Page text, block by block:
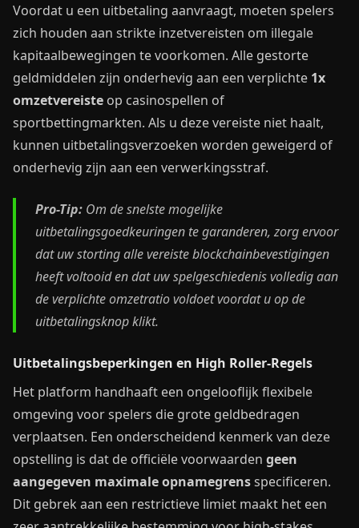
Voordat u een uitbetaling aanvraagt, moeten spelers
zich houden aan strikte inzetvereisten om illegale
kapitaalbewegingen te voorkomen. Alle gestorte
geldmiddelen zijn onderhevig aan een verplichte 1x
omzetvereiste op casinospellen of
sportbettingmarkten. Als u deze vereiste niet haalt,
kunnen uitbetalingsverzoeken worden geweigerd of
onderhevig zijn aan een verwerkingsstraf.
Pro-Tip: Om de snelste mogelijke
uitbetalingsgoedkeuringen te garanderen, zorg ervoor
dat uw storting alle vereiste blockchainbevestigingen
heeft voltooid en dat uw spelgeschiedenis volledig aan
de verplichte omzetratio voldoet voordat u op de
uitbetalingsknop klikt.
Uitbetalingsbeperkingen en High Roller-Regels
Het platform handhaaft een ongelooflijk flexibele
omgeving voor spelers die grote geldbedragen
verplaatsen. Een onderscheidend kenmerk van deze
opstelling is dat de officiële voorwaarden geen
aangegeven maximale opnamegrensspecificeren.
Dit gebrek aan een restrictieve limiet maakt het een